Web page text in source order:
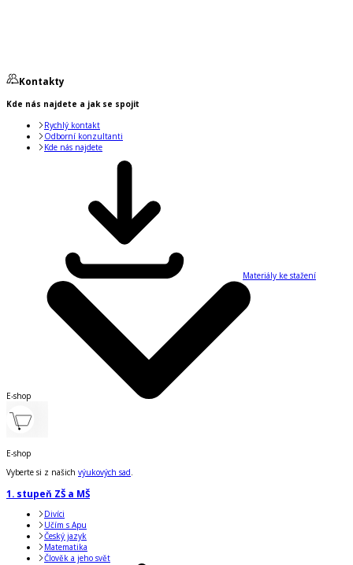
Kontakty
Kde nás najdete a jak se spojit
Rychlý kontakt
Odborní konzultanti
Kde nás najdete
Materiály ke stažení
E-shop
E-shop
Vyberte si z našich výukových sad.
1. stupeň ZŠ a MŠ
Divíci
Učím s Apu
Český jazyk
Matematika
Člověk a jeho svět